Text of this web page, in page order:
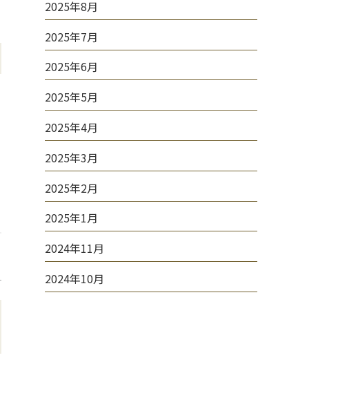
2025年8月
2025年7月
2025年6月
2025年5月
2025年4月
2025年3月
2025年2月
2025年1月
2024年11月
2024年10月